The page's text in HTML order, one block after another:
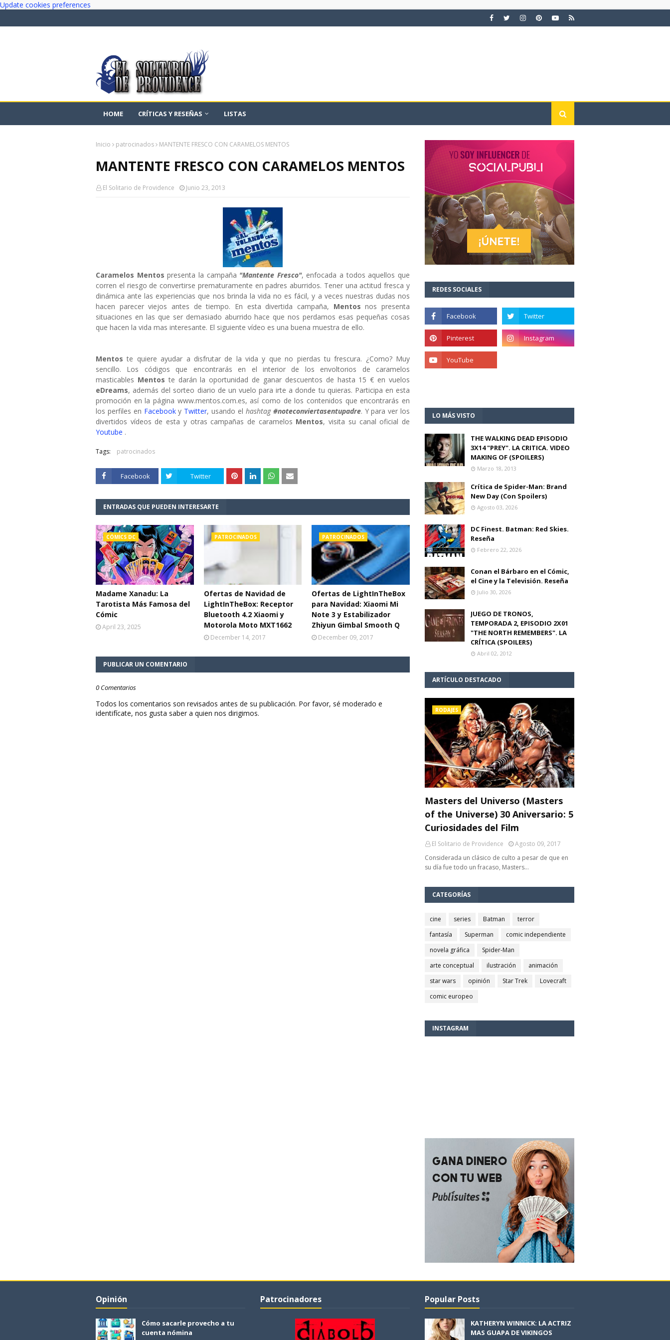
Update cookies preferences
HOME CRÍTICAS Y RESEÑAS LISTAS
Inicio patrocinados MANTENTE FRESCO CON CARAMELOS MENTOS
MANTENTE FRESCO CON CARAMELOS MENTOS
El Solitario de Providence Junio 23, 2013
Caramelos Mentospresenta la campaña "Mantente Fresco", enfocada a todos aquellos que
corren el riesgo de convertirse prematuramente en padres aburridos. Tener una actitud fresca y
dinámica ante las experiencias que nos brinda la vida no es fácil, y a veces nuestras dudas nos
hacen parecer viejos antes de tiempo. En esta divertida campaña, Mentosnos presenta
situaciones en las que ser demasiado aburrido hace que nos perdamos esas pequeñas cosas
que hacen la vida mas interesante. El siguiente vídeo es una buena muestra de ello.
Mentoste quiere ayudar a disfrutar de la vida y que no pierdas tu frescura. ¿Como? Muy
sencillo. Los códigos que encontrarás en el interior de los envoltorios de caramelos
masticables Mentoste darán la oportunidad de ganar descuentos de hasta 15 € en vuelos
eDreams, además del sorteo diario de un vuelo para irte a donde tu quieras. Participa en esta
promoción en la página www.mentos.com.es, así como de los contenidos que encontrarás en
los perfiles en Facebooky Twitter, usando el hashtag #noteconviertasentupadre. Y para ver los
divertidos vídeos de esta y otras campañas de caramelos Mentos, visita su canal oficial de
Youtube .
Tags: patrocinados
Facebook Twitter
ENTRADAS QUE PUEDEN INTERESARTE
CÓMICS DC
Madame Xanadu: La
Tarotista Más Famosa del
Cómic
April 23, 2025
PATROCINADOS
Ofertas de Navidad de
LightInTheBox: Receptor
Bluetooth 4.2 Xiaomi y
Motorola Moto MXT1662
December 14, 2017
PATROCINADOS
Ofertas de LightInTheBox
para Navidad: Xiaomi Mi
Note 3 y Estabilizador
Zhiyun Gimbal Smooth Q
December 09, 2017
PUBLICAR UN COMENTARIO
0 Comentarios
Todos los comentarios son revisados antes de su publicación. Por favor, sé moderado e
identifícate, nos gusta saber a quien nos dirigimos.
REDES SOCIALES
LO MÁS VISTO
THE WALKING DEAD EPISODIO
3X14 "PREY". LA CRITICA. VIDEO
MAKING OF (SPOILERS)
Marzo 18, 2013
Crítica de Spider-Man: Brand
New Day (Con Spoilers)
Agosto 03, 2026
DC Finest. Batman: Red Skies.
Reseña
Febrero 22, 2026
Conan el Bárbaro en el Cómic,
el Cine y la Televisión. Reseña
Julio 30, 2026
JUEGO DE TRONOS,
TEMPORADA 2, EPISODIO 2X01
"THE NORTH REMEMBERS". LA
CRÍTICA (SPOILERS)
Abril 02, 2012
ARTÍCULO DESTACADO
RODAJES
Masters del Universo (Masters
of the Universe) 30 Aniversario: 5
Curiosidades del Film
El Solitario de Providence
Agosto 09, 2017
Considerada un clásico de culto a pesar de que en
su día fue todo un fracaso, Masters…
CATEGORÍAS
cine series Batman
terror
fantasía
Superman
comic independiente
novela gráfica
Spider-Man
arte conceptual
ilustración
animación
star wars
opinión Star Trek
Lovecraft
comic europeo
INSTAGRAM
Opinión
Cómo sacarle provecho a tu
cuenta nómina
Patrocinadores Popular Posts
KATHERYN WINNICK: LA ACTRIZ
MAS GUAPA DE VIKINGOS